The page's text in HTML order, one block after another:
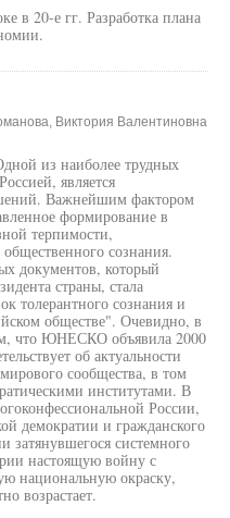
в 20-е гг. Разработка плана
Виктория Валентиновна
из наиболее трудных
является
Важнейшим фактором
формирование в
терпимости,
сознания.
документов, который
страны, стала
толерантного сознания и
обществе". Очевидно, в
что ЮНЕСКО объявила 2000
об актуальности
сообщества, в том
институтами. В
России,
демократии и гражданского
затянувшегося системного
настоящую войну с
национальную окраску,
возрастает.